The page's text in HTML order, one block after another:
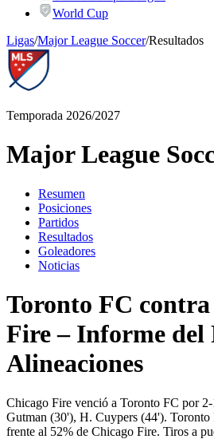
World Cup
Ligas/Major League Soccer/Resultados
Temporada 2026/2027
Major League
Resumen
Posiciones
Partidos
Resultados
Goleadores
Noticias
Toronto FC
Fire – Informe del
Alineaciones
Chicago Fire venció a Toronto FC por
Gutman (30'), H. Cuypers (44'). Toronto
frente al 52% de Chicago Fire. Tiros a